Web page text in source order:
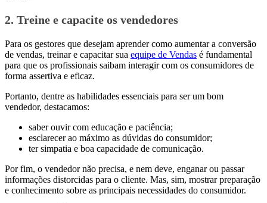
2. Treine e capacite os vendedores
Para os gestores que desejam aprender como aumentar a conversão
de vendas, treinar e capacitar sua equipe de Vendas é fundamental
para que os profissionais saibam interagir com os consumidores de
forma assertiva e eficaz.
Portanto, dentre as habilidades essenciais para ser um bom
vendedor, destacamos:
saber ouvir com educação e paciência;
esclarecer ao máximo as dúvidas do consumidor;
ter simpatia e boa capacidade de comunicação.
Por fim, o vendedor não precisa, e nem deve, enganar ou passar
informações distorcidas para o cliente. Mas, sim, mostrar preparação
e conhecimento sobre as principais necessidades do consumidor.